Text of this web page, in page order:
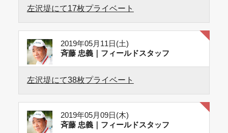
左沢堤にて17枚プライベート
2019年05月11日(土)
斉藤 忠義｜フィールドスタッフ
左沢堤にて38枚プライベート
2019年05月09日(木)
斉藤 忠義｜フィールドスタッフ